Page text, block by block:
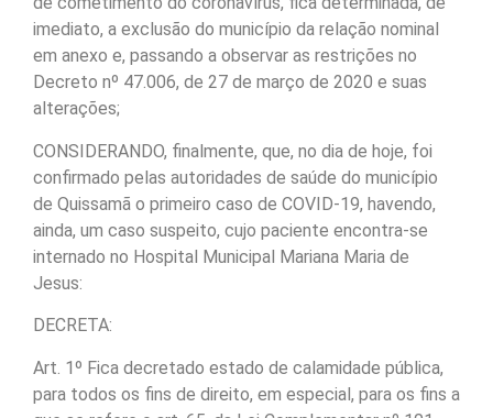
imediato, a exclusão do município da relação nominal
em anexo e, passando a observar as restrições no
Decreto nº 47.006, de 27 de março de 2020 e suas
alterações;
CONSIDERANDO, finalmente, que, no dia de hoje, foi
confirmado pelas autoridades de saúde do município
de Quissamã o primeiro caso de COVID-19, havendo,
ainda, um caso suspeito, cujo paciente encontra-se
internado no Hospital Municipal Mariana Maria de
Jesus:
DECRETA:
Art. 1º Fica decretado estado de calamidade pública,
para todos os fins de direito, em especial, para os fins a